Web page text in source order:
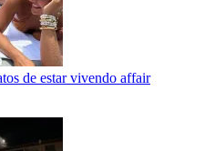
de estar vivendo affair